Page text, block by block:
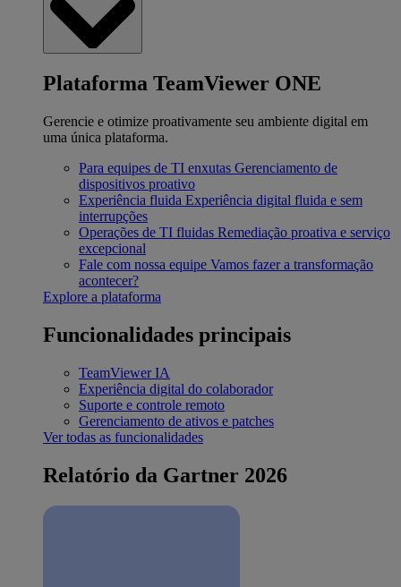
Plataforma TeamViewer ONE
Gerencie e otimize proativamente seu ambiente digital em
uma única plataforma.
Para equipes de TI enxutas Gerenciamento de
dispositivos proativo
Experiência fluida Experiência digital fluida e sem
interrupções
Operações de TI fluidas Remediação proativa e serviço
excepcional
Fale com nossa equipe Vamos fazer a transformação
acontecer?
Explore a plataforma
Funcionalidades principais
TeamViewer IA
Experiência digital do colaborador
Suporte e controle remoto
Gerenciamento de ativos e patches
Ver todas as funcionalidades
Relatório da Gartner 2026